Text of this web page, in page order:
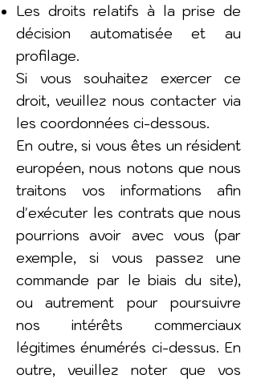
Les droits relatifs à la prise de
décision automatisée et au
profilage.
Si vous souhaitez exercer ce
droit, veuillez nous contacter via
les coordonnées ci-dessous.
En outre, si vous êtes un résident
européen, nous notons que nous
traitons vos informations afin
d'exécuter les contrats que nous
pourrions avoir avec vous (par
exemple, si vous passez une
commande par le biais du site),
ou autrement pour poursuivre
nos intérêts commerciaux
légitimes énumérés ci-dessus. En
outre, veuillez noter que vos